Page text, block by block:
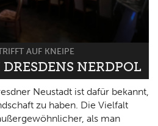
AUF KNEIPE
NERDPOL
Neustadt ist dafür bekannt,
zu haben. Die Vielfalt
als man